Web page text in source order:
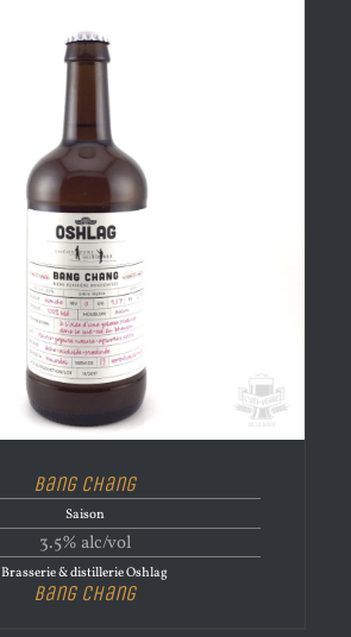
Bang Chang
Saison
3.5% alc/vol
Brasserie & distillerie Oshlag
Bang Chang